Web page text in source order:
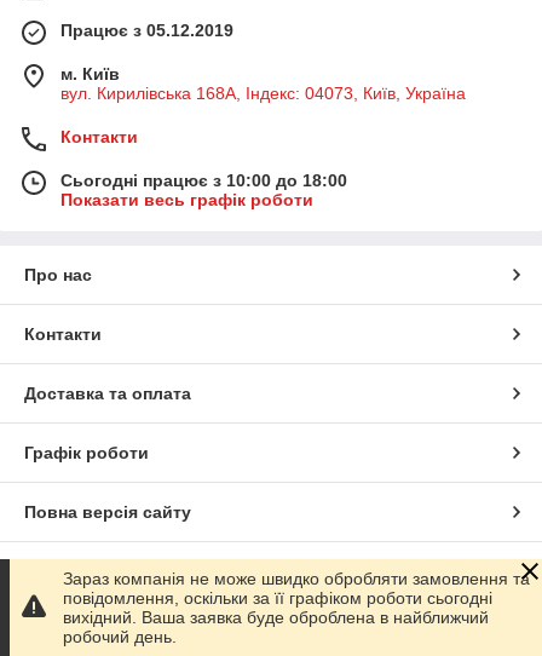
Працює з 05.12.2019
м. Київ
вул. Кирилівська 168A, Індекс: 04073, Київ, Україна
Контакти
Сьогодні працює з 10:00 до 18:00
Показати весь графік роботи
Про нас
Контакти
Доставка та оплата
Графік роботи
Повна версія сайту
Сайт створено на маркетплейсі Prom.ua
Політика конфіденційності
Зараз компанія не може швидко обробляти замовлення та
повідомлення, оскільки за її графіком роботи сьогодні
вихідний. Ваша заявка буде оброблена в найближчий
робочий день.